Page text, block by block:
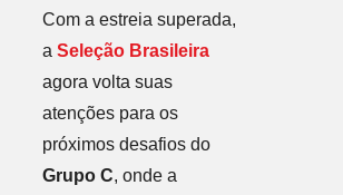
Com a estreia superada,
a Seleção Brasileira
agora volta suas
atenções para os
próximos desafios do
Grupo C, onde a